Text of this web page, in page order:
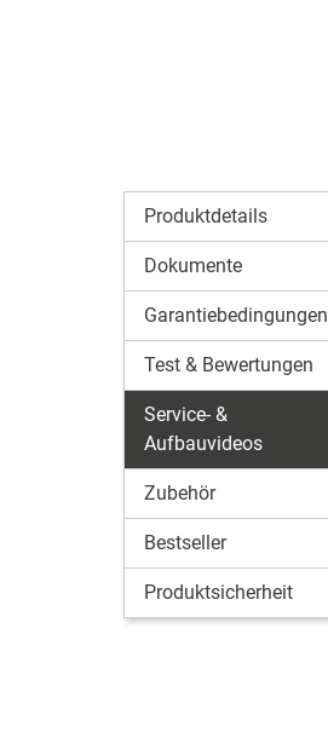
Produktdetails
Dokumente
Garantiebedingungen
Test & Bewertungen
Service- &
Aufbauvideos
Zubehör
Bestseller
Produktsicherheit